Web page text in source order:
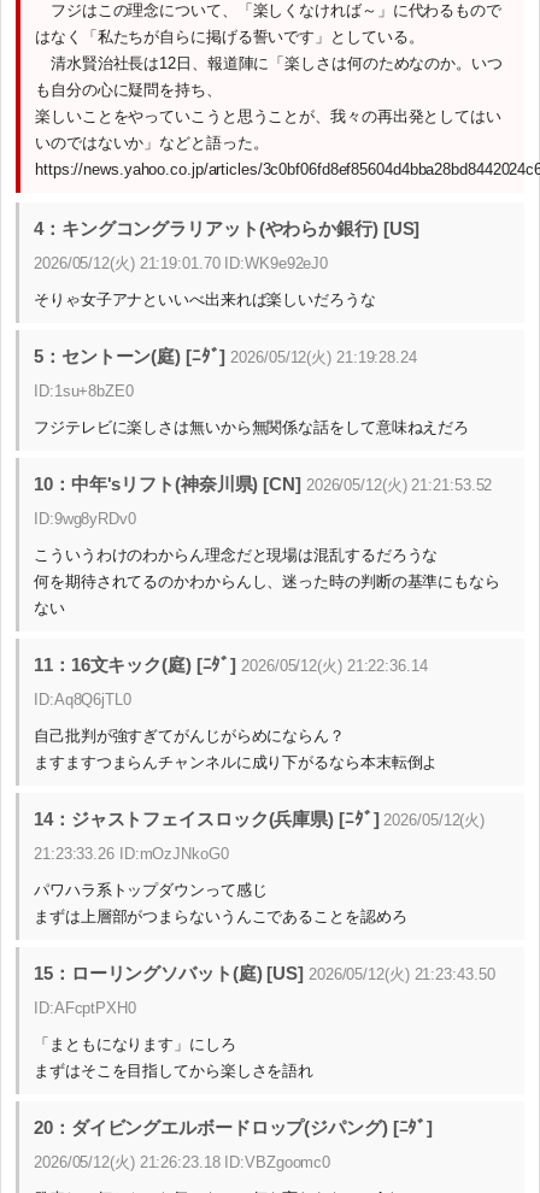
フジはこの理念について、「楽しくなければ～」に代わるもので
はなく「私たちが自らに掲げる誓いです」としている。
清水賢治社長は12日、報道陣に「楽しさは何のためなのか。いつ
も自分の心に疑問を持ち、
楽しいことをやっていこうと思うことが、我々の再出発としてはい
いのではないか」などと語った。
https://news.yahoo.co.jp/articles/
4：キングコングラリアット(やわらか銀行) [US]
2026/05/12(火) 21:19:01.70 ID:WK9e92eJ0
そりゃ女子アナといいべ出来れば楽しいだろうな
5：セントーン(庭) [ﾆﾀﾞ] 2026/05/12(火) 21:19:28.24
ID:1su+8bZE0
フジテレビに楽しさは無いから無関係な話をして意味ねえだろ
10：中年'sリフト(神奈川県) [CN] 2026/05/12(火) 21:21:53.52
ID:9wg8yRDv0
こういうわけのわからん理念だと現場は混乱するだろうな
何を期待されてるのかわからんし、迷った時の判断の基準にもなら
ない
11：16文キック(庭) [ﾆﾀﾞ] 2026/05/12(火) 21:22:36.14
ID:Aq8Q6jTL0
自己批判が強すぎてがんじがらめにならん？
ますますつまらんチャンネルに成り下がるなら本末転倒よ
14：ジャストフェイスロック(兵庫県) [ﾆﾀﾞ] 2026/05/12(火)
21:23:33.26 ID:mOzJNkoG0
パワハラ系トップダウンって感じ
まずは上層部がつまらないうんこであることを認めろ
15：ローリングソバット(庭) [US] 2026/05/12(火) 21:23:43.50
ID:AFcptPXH0
「まともになります」にしろ
まずはそこを目指してから楽しさを語れ
20：ダイビングエルボードロップ(ジパング) [ﾆﾀﾞ]
2026/05/12(火) 21:26:23.18 ID:VBZgoomc0